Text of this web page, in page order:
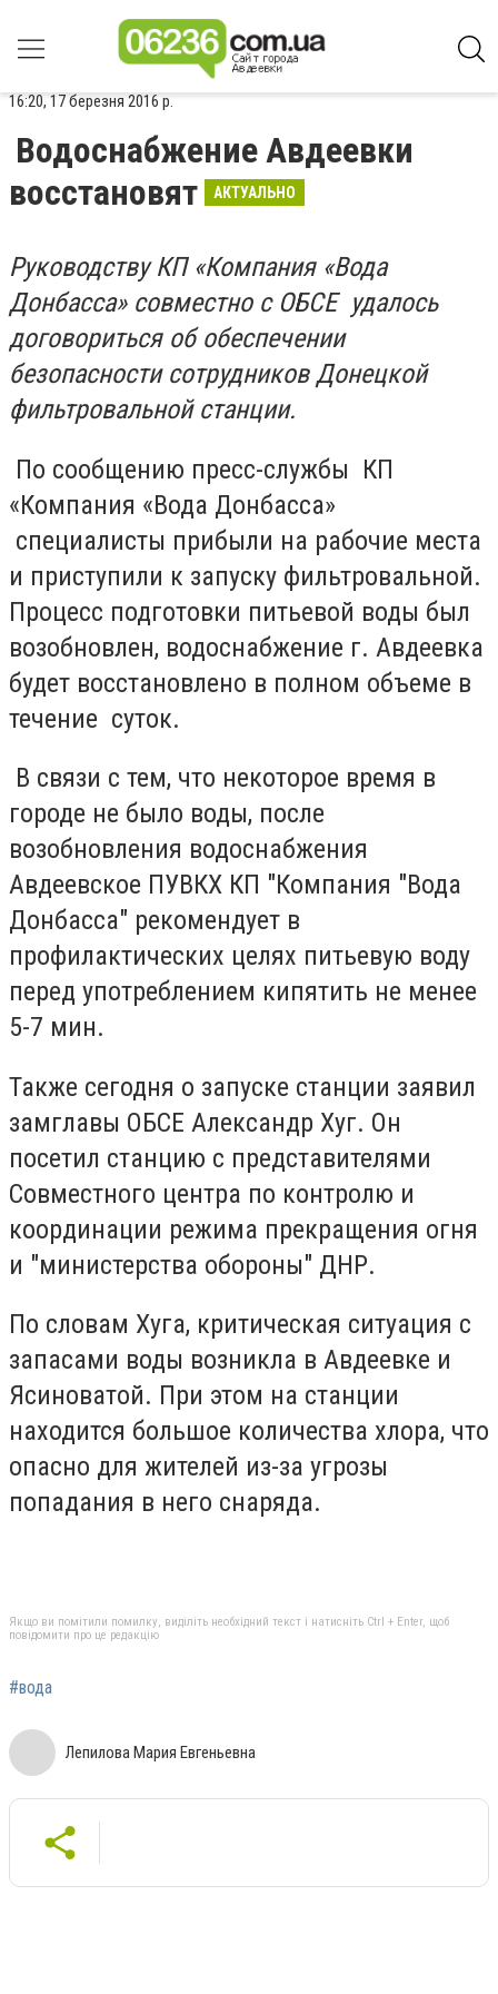
16:20, 17 березня 2016 р.
Водоснабжение Авдеевки
восстановят
АКТУАЛЬНО
Руководству КП «Компания «Вода
Донбасса» совместно с ОБСЕ удалось
договориться об обеспечении
безопасности сотрудников Донецкой
фильтровальной станции.
По сообщению пресс-службы КП
«Компания «Вода Донбасса»
специалисты прибыли на рабочие места
и приступили к запуску фильтровальной.
Процесс подготовки питьевой воды был
возобновлен, водоснабжение г. Авдеевка
будет восстановлено в полном объеме в
течение суток.
В связи с тем, что некоторое время в
городе не было воды, после
возобновления водоснабжения
Авдеевское ПУВКХ КП "Компания "Вода
Донбасса" рекомендует в
профилактических целях питьевую воду
перед употреблением кипятить не менее
5-7 мин.
Также сегодня о запуске станции заявил
замглавы ОБСЕ Александр Хуг. Он
посетил станцию с представителями
Совместного центра по контролю и
координации режима прекращения огня
и "министерства обороны" ДНР.
По словам Хуга, критическая ситуация с
запасами воды возникла в Авдеевке и
Ясиноватой. При этом на станции
находится большое количества хлора, что
опасно для жителей из-за угрозы
попадания в него снаряда.
Якщо ви помітили помилку, виділіть необхідний текст і натисніть Ctrl + Enter, щоб
повідомити про це редакцію
#вода
Лепилова Мария Евгеньевна